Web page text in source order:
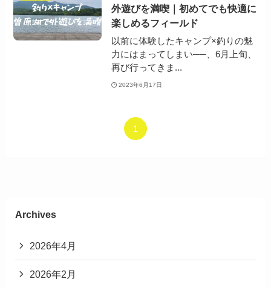
外遊びを満喫｜初めてでも快適に
楽しめるフィールド
以前に体験したキャンプ×釣りの魅
力にはまってしまい──、6月上旬、
再び行ってきま...
2023年6月17日
1
Archives
2026年4月
2026年2月